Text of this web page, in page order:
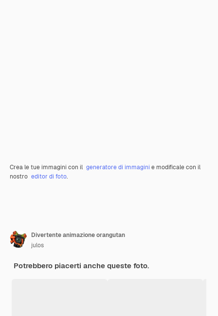
Crea le tue immagini con il generatore di immagini e modificale con il
nostro editor di foto.
Divertente animazione orangutan
julos
Potrebbero piacerti anche queste foto.